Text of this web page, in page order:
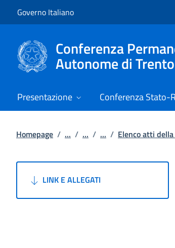
Governo Italiano
Conferenza
Autonome di
Presentazione Conferenza Stato-
Homepage / ... / ... / ... / Elenco atti
LINK E ALLEGATI